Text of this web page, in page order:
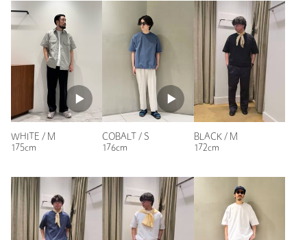
商品番号 1254-5-000053
性別：
男性
30代前半
173cm
普段の着用サイズ：
1人が参考になったと回答
参考になった
ニックネーム： Hisato
投稿日： 2026年4月18日
WHITE / M
175cm
COBALT / S
176cm
BLACK / M
172cm